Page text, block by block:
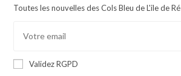
Toutes les nouvelles des Cols Bleu de L'ile de Ré
Validez RGPD